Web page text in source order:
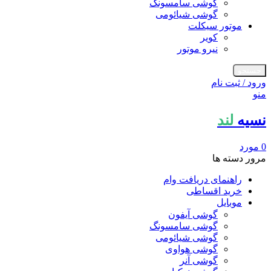
گوشی سامسونگ
گوشی شیائومی
موتور سیکلت
کویر
نیرو موتور
ورود / ثبت نام
منو
نسیه لند
0 مورد
مرور دسته ها
راهنمای دریافت وام
خرید اقساطی
موبایل
گوشی آیفون
گوشی سامسونگ
گوشی شیائومی
گوشی هواوی
گوشی آنر